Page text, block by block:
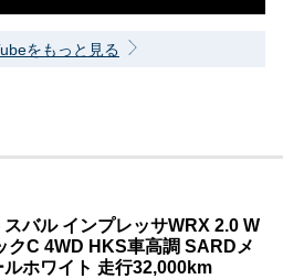
をもっと見る
スバル インプレッサWRX 2.0 W
クC 4WD HKS車高調 SARDメ
ルホワイト 走行32,000km